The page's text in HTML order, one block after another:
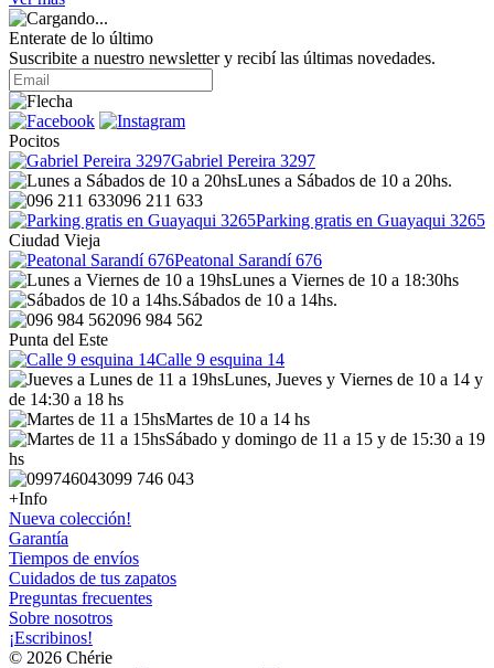
Enterate de lo último
Suscribite a nuestro newsletter y recibí las últimas novedades.
Pocitos
Gabriel Pereira 3297
Lunes a Sábados de 10 a 20hs.
096 211 633
Parking gratis en Guayaqui 3265
Ciudad Vieja
Peatonal Sarandí 676
Lunes a Viernes de 10 a 18:30hs
Sábados de 10 a 14hs.
096 984 562
Punta del Este
Calle 9 esquina 14
Lunes, Jueves y Viernes de 10 a 14 y
de 14:30 a 18 hs
Martes de 10 a 14 hs
Sábado y domingo de 11 a 15 y de 15:30 a 19
hs
099 746 043
+Info
Nueva colección!
Garantía
Tiempos de envíos
Cuidados de tus zapatos
Preguntas frecuentes
Sobre nosotros
¡Escribinos!
© 2026 Chérie